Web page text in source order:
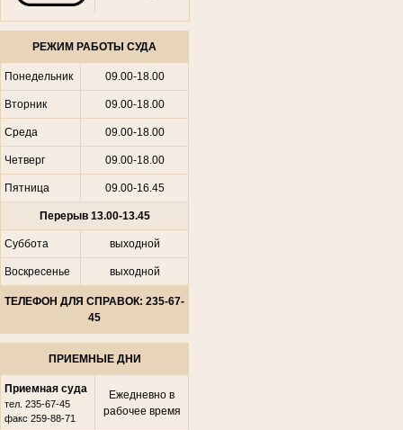
РЕЖИМ РАБОТЫ СУДА
Понедельник 09.00-18.00
Вторник 09.00-18.00
Среда 09.00-18.00
Четверг 09.00-18.00
Пятница 09.00-16.45
Перерыв 13.00-13.45
Суббота выходной
Воскресенье выходной
ТЕЛЕФОН ДЛЯ СПРАВОК: 235-67-
45
ПРИЕМНЫЕ ДНИ
Приемная суда
тел. 235-67-45
факс 259-88-71
Ежедневно в
рабочее время